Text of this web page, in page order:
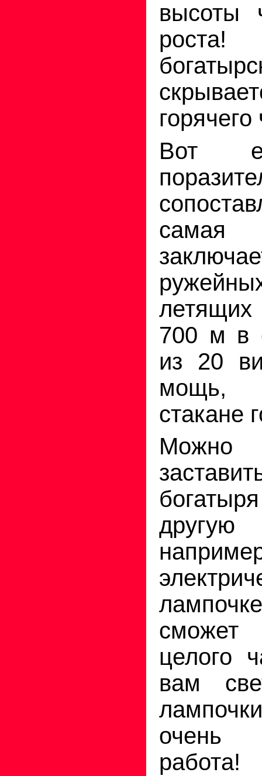
высоты
горячего
Вот
летящих
700 м в
из 20
мощь,
стакане
целого
вам
очень
работа!